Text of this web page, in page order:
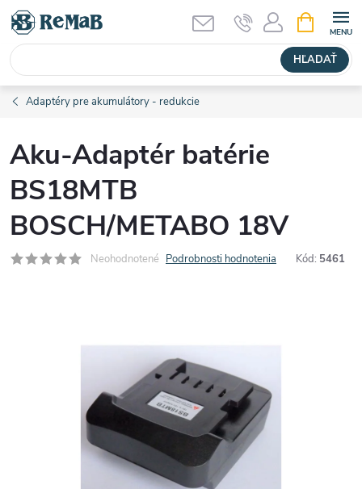
Prejsť
obsah
HĽADAŤ
KOŠÍK
Adaptéry pre akumulátory - redukcie
Aku-Adaptér batérie
BS18MTB
BOSCH/METABO 18V
Neohodnotené Podrobnosti hodnotenia Kód: 5461